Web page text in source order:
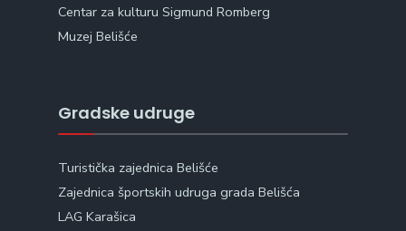
Centar za kulturu Sigmund Romberg
Muzej Belišće
Gradske udruge
Turistička zajednica Belišće
Zajednica športskih udruga grada Belišća
LAG Karašica